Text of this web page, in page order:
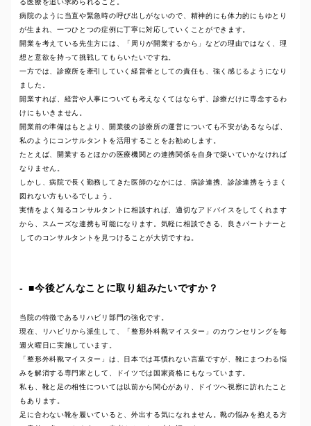
る医療を追い求められること。
病院のように当直や緊急時の呼び出しがないので、精神的にも体力的にもゆとり
が生まれ、一つひとつの症例に丁寧に対応していくことができます。
開業を考えている先生方には、「周りが開業するから」などの理由ではなく、理
想と意欲を持って挑戦してもらいたいですね。
一方では、診療所を牽引していく経営者としての責任も、強く感じるようになり
ました。
開業すれば、経営や人事についても考えなくてはならず、診療だけに専念するわ
けにもいきません。
開業前の準備はもとより、開業後の診療所の運営についても不安があるならば、
私のようにコンサルタントを活用することをお勧めします。
たとえば、開業するとほかの医療機関との連携関係を自身で築いていかなければ
なりません。
しかし、病院で長く勤務してきた医師のなかには、病診連携、診診連携をうまく
図れない方もいるでしょう。
実情をよく知るコンサルタントに相談すれば、適切なアドバイスをしてくれます
から、スムーズな連携も可能になります。気軽に相談できる、良きパートナーと
してのコンサルタントを見つけることが大切ですね。
■今後どんなことに取り組みたいですか？
当院の特徴であるリハビリ部門の強化です。
現在、リハビリから派生して、「整形外科靴マイスター」のカウンセリングを毎
週火曜日に実施しています。
「整形外科靴マイスター」は、日本では耳慣れない言葉ですが、靴にまつわる悩
みを解消する専門家として、ドイツでは国家資格にもなっています。
私も、靴と足の相性については以前から関心があり、ドイツへ視察に訪れたこと
もあります。
足に合わない靴を履いていると、外出する気になれません。靴の悩みを抱える方